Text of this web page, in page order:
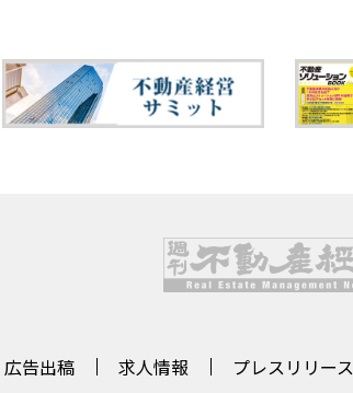
広告出稿 求人情報 プレスリリース